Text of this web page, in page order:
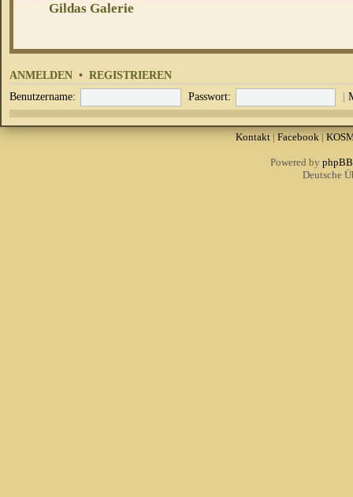
Gildas Galerie
ANMELDEN • REGISTRIEREN
Benutzername: Passwort: |
Kontakt| Facebook|
Powered by phpBB
Deutsche